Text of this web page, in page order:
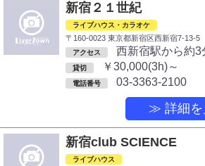
新宿２１世紀
ライブハウス・カラオケ
〒160-0023 東京都新宿区西新宿7-13-5
アクセス 西新宿駅から約3
貸切 ￥30,000(3h)～
電話番号 03-3363-2100
≫ 詳細を
新宿club SCIENCE
ライブハウス